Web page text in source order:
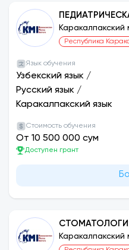
Каракалпакский
Республика
Язык обучения
Узбекский язык /
Русский язык /
Каракалпакский язык
Стоимость обучения
От 10 500 000 сум
Доступен грант
Каракалпакский